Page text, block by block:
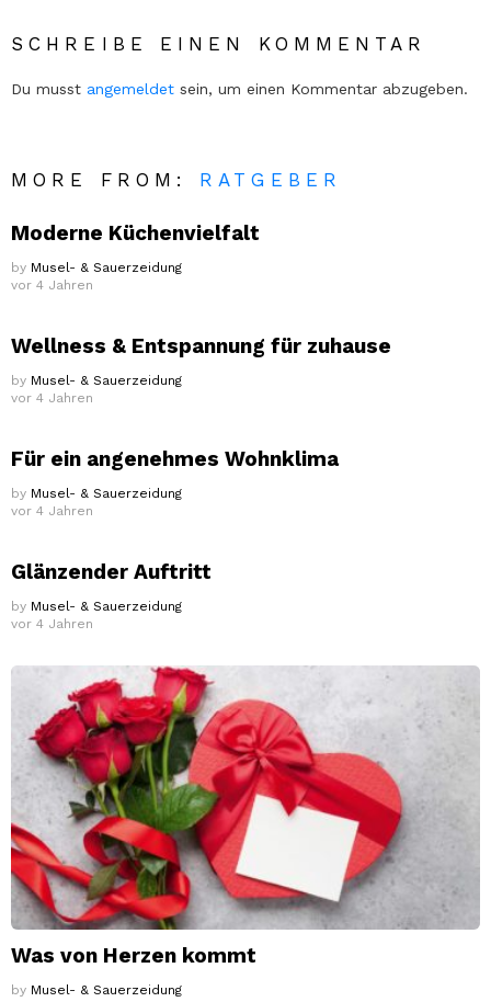
SCHREIBE EINEN KOMMENTAR
Du musst angemeldet sein, um einen Kommentar abzugeben.
MORE FROM: RATGEBER
Moderne Küchenvielfalt
by Musel- & Sauerzeidung
vor 4 Jahren
Wellness & Entspannung für zuhause
by Musel- & Sauerzeidung
vor 4 Jahren
Für ein angenehmes Wohnklima
by Musel- & Sauerzeidung
vor 4 Jahren
Glänzender Auftritt
by Musel- & Sauerzeidung
vor 4 Jahren
Was von Herzen kommt
by Musel- & Sauerzeidung